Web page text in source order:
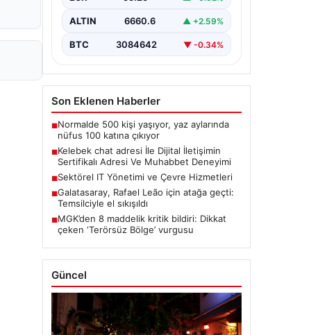
bir tarzda irtibat sağlaması kritik bir
ALTIN 6660.6 ▲ +2.59%
BTC 3084642 ▼ -0.34%
Son Eklenen Haberler
■Normalde 500 kişi yaşıyor, yaz aylarında
nüfus 100 katına çıkıyor
■Kelebek chat adresi İle Dijital İletişimin
Sertifikalı Adresi Ve Muhabbet Deneyimi
■Sektörel IT Yönetimi ve Çevre Hizmetleri
■Galatasaray, Rafael Leão için atağa geçti:
Temsilciyle el sıkışıldı
■MGK’den 8 maddelik kritik bildiri: Dikkat
çeken ‘Terörsüz Bölge’ vurgusu
Güncel